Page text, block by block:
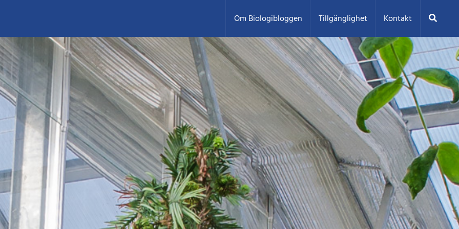
Om Biologibloggen Tillgänglighet Kontakt Sök